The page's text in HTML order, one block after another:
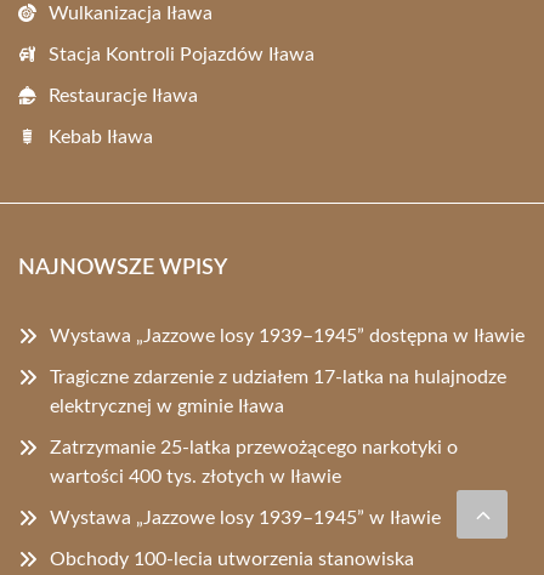
Wulkanizacja Iława
Stacja Kontroli Pojazdów Iława
Restauracje Iława
Kebab Iława
NAJNOWSZE WPISY
Wystawa „Jazzowe losy 1939–1945” dostępna w Iławie
Tragiczne zdarzenie z udziałem 17-latka na hulajnodze
elektrycznej w gminie Iława
Zatrzymanie 25-latka przewożącego narkotyki o
wartości 400 tys. złotych w Iławie
Wystawa „Jazzowe losy 1939–1945” w Iławie
Obchody 100-lecia utworzenia stanowiska